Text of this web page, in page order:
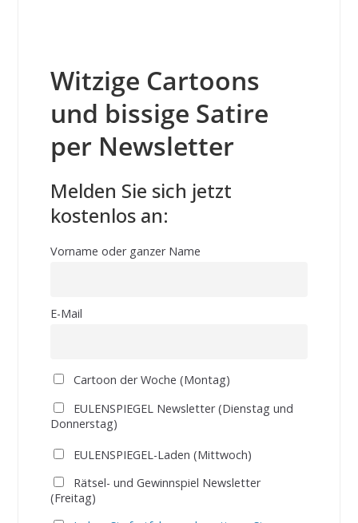
Witzige Cartoons
und bissige Satire
per Newsletter
Melden Sie sich jetzt
kostenlos an:
Vorname oder ganzer Name
E-Mail
Cartoon der Woche (Montag)
EULENSPIEGEL Newsletter (Dienstag und
Donnerstag)
EULENSPIEGEL-Laden (Mittwoch)
Rätsel- und Gewinnspiel Newsletter
(Freitag)